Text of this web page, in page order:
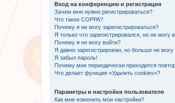
Вход на конференцию и регистрация
Зачем мне нужно регистрироваться?
Что такое COPPA?
Почему я не могу зарегистрироваться?
Я только что зарегистрировался, но не могу
Почему я не могу войти?
Я давно зарегистрирован, но больше не могу
Я забыл пароль!
Почему мне периодически приходится
Что делает функция «Удалить cookies»?
Параметры и настройки пользователя
Как мне изменить мои настройки?